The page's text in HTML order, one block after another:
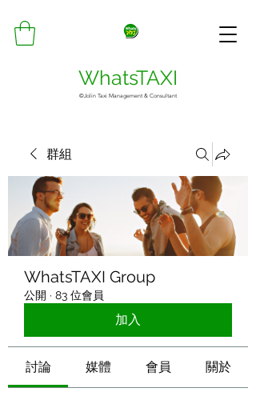
WhatsTAXI
©Jolin Taxi Management & Consultant
群組
WhatsTAXI Group
公開 · 83 位會員
加入
討論 媒體 會員 關於